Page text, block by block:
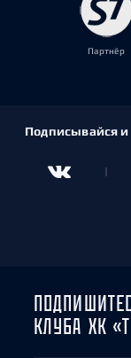
Партнёр
Подписывайся и
КЛУБА ХК